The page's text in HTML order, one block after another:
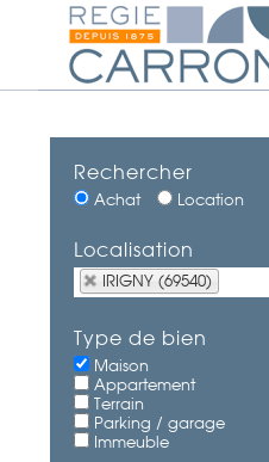
Rechercher
Achat Location
Localisation
IRIGNY (69540)
Type de bien
Maison
Appartement
Terrain
Parking / garage
Immeuble